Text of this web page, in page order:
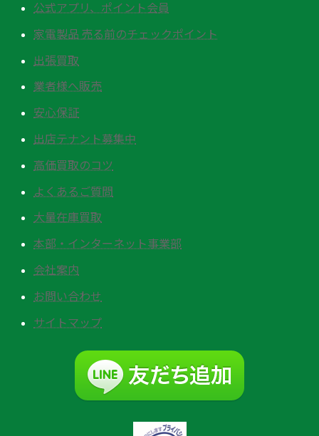
公式アプリ、ポイント会員
家電製品 売る前のチェックポイント
出張買取
業者様へ販売
安心保証
出店テナント募集中
高価買取のコツ
よくあるご質問
大量在庫買取
本部・インターネット事業部
会社案内
お問い合わせ
サイトマップ